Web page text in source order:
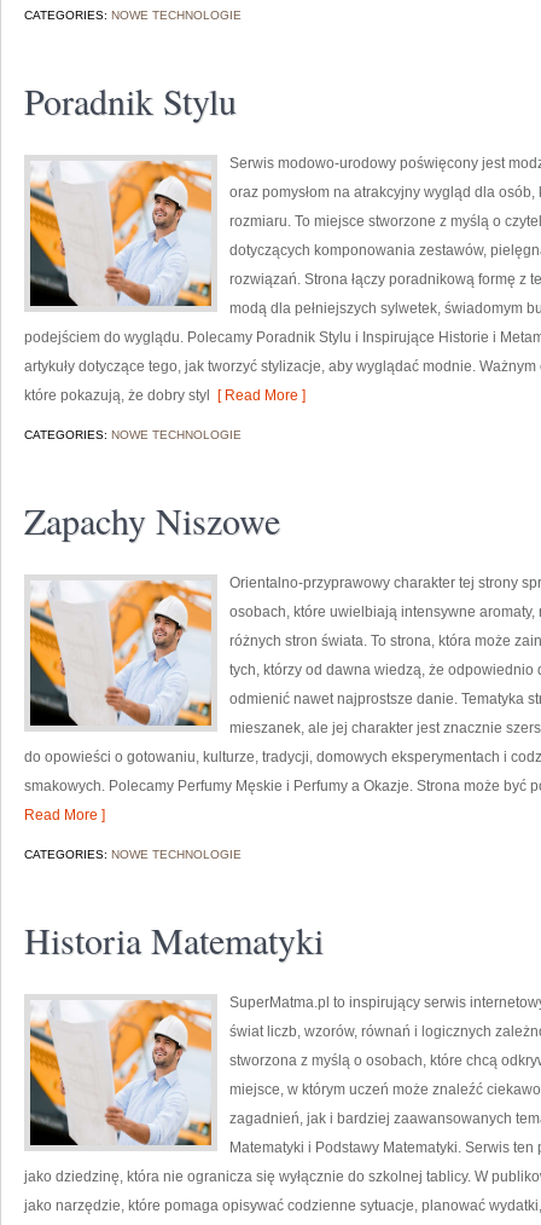
CATEGORIES: NOWE TECHNOLOGIE
Poradnik Stylu
Serwis modowo-urodowy poświęcony jest
oraz pomysłom na atrakcyjny wygląd dla
rozmiaru. To miejsce stworzone z myślą o
dotyczących komponowania zestawów,
rozwiązań. Strona łączy poradnikową formę z
modą dla pełniejszych sylwetek, świadomym
podejściem do wyglądu. Polecamy Poradnik Stylu i Inspirujące Historie i
artykuły dotyczące tego, jak tworzyć stylizacje, aby wyglądać modnie.
które pokazują, że dobry styl
[ Read More ]
CATEGORIES: NOWE TECHNOLOGIE
Zapachy Niszowe
Orientalno-przyprawowy charakter tej strony
osobach, które uwielbiają intensywne
różnych stron świata. To strona, która może
tych, którzy od dawna wiedzą, że odpowiednio
odmienić nawet najprostsze danie. Tematyka
mieszanek, ale jej charakter jest znacznie
do opowieści o gotowaniu, kulturze, tradycji, domowych eksperymentach i
smakowych. Polecamy Perfumy Męskie i Perfumy a Okazje. Strona może być
Read More ]
CATEGORIES: NOWE TECHNOLOGIE
Historia Matematyki
SuperMatma.pl to inspirujący serwis
świat liczb, wzorów, równań i logicznych
stworzona z myślą o osobach, które chcą
miejsce, w którym uczeń może znaleźć
zagadnień, jak i bardziej zaawansowanych
Matematyki i Podstawy Matematyki. Serwis
jako dziedzinę, która nie ogranicza się wyłącznie do szkolnej tablicy. W
jako narzędzie, które pomaga opisywać codzienne sytuacje, planować